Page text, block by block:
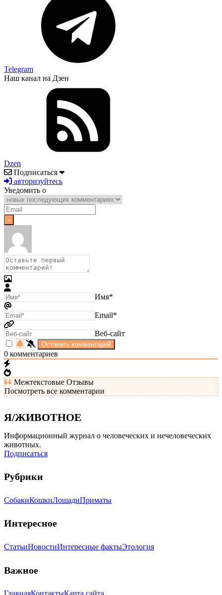
Telegram
Наш канал на Дзен
Dzen
Подписаться
авторизуйтесь
Уведомить о
Имя*
Email*
Веб-сайт
0 комментариев
Межтекстовые Отзывы
Посмотреть все комментарии
Я/ЖИВОТНОЕ
Информационный журнал о человеческих и нечеловеческих
животных.
Подписаться
Рубрики
СобакиКошкиЛошадиПриматы
Интересное
СтатьиНовостиИнтересные фактыЭтология
Важное